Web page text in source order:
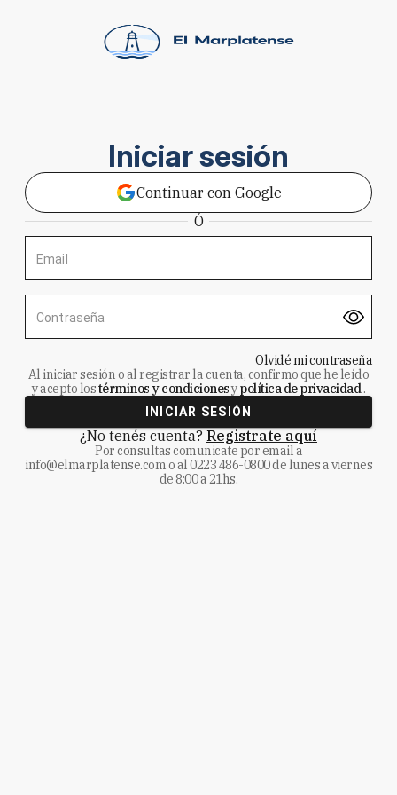
Iniciar sesión
Continuar con Google
Ó
Email
Contraseña
Olvidé mi contraseña
Al iniciar sesión o al registrar la cuenta, confirmo que he leído
y acepto lostérminos y condicionesypolítica de privacidad.
INICIAR SESIÓN
¿No tenés cuenta? Registrate aquí
Por consultas comunicate por email a
info@elmarplatense.como al0223 486-0800de lunes a viernes
de 8:00 a 21hs.